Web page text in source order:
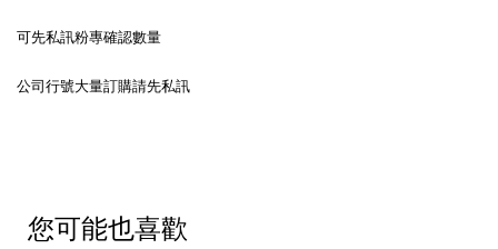
可先私訊粉專確認數量
公司行號大量訂購請先私訊
您可能也喜歡